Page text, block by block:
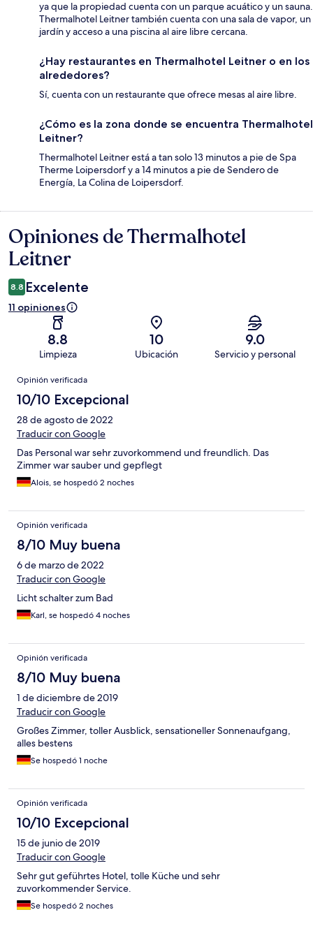
ya que la propiedad cuenta con un parque acuático y un sauna.
Thermalhotel Leitner también cuenta con una sala de vapor, un
jardín y acceso a una piscina al aire libre cercana.
¿Hay restaurantes en Thermalhotel Leitner o en los
alrededores?
Sí, cuenta con un restaurante que ofrece mesas al aire libre.
¿Cómo es la zona donde se encuentra Thermalhotel
Leitner?
Thermalhotel Leitner está a tan solo 13 minutos a pie de Spa
Therme Loipersdorf y a 14 minutos a pie de Sendero de
Energía, La Colina de Loipersdorf.
Opiniones
Opiniones de Thermalhotel
Leitner
8.8 Excelente
11 opiniones
8.8
Limpieza
10
Ubicación
9.0
Servicio y personal
Opiniones
Opinión verificada
10/10 Excepcional
28 de agosto de 2022
Traducir con Google
Das Personal war sehr zuvorkommend und freundlich. Das
Zimmer war sauber und gepflegt
Alois, se hospedó 2 noches
Opinión verificada
8/10 Muy buena
6 de marzo de 2022
Traducir con Google
Licht schalter zum Bad
Karl, se hospedó 4 noches
Opinión verificada
8/10 Muy buena
1 de diciembre de 2019
Traducir con Google
Großes Zimmer, toller Ausblick, sensationeller Sonnenaufgang,
alles bestens
Se hospedó 1 noche
Opinión verificada
10/10 Excepcional
15 de junio de 2019
Traducir con Google
Sehr gut geführtes Hotel, tolle Küche und sehr
zuvorkommender Service.
Se hospedó 2 noches